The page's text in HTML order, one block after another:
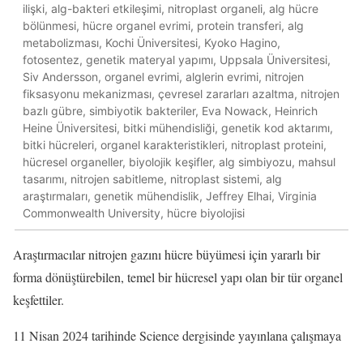
ilişki, alg-bakteri etkileşimi, nitroplast organeli, alg hücre
bölünmesi, hücre organel evrimi, protein transferi, alg
metabolizması, Kochi Üniversitesi, Kyoko Hagino,
fotosentez, genetik materyal yapımı, Uppsala Üniversitesi,
Siv Andersson, organel evrimi, alglerin evrimi, nitrojen
fiksasyonu mekanizması, çevresel zararları azaltma, nitrojen
bazlı gübre, simbiyotik bakteriler, Eva Nowack, Heinrich
Heine Üniversitesi, bitki mühendisliği, genetik kod aktarımı,
bitki hücreleri, organel karakteristikleri, nitroplast proteini,
hücresel organeller, biyolojik keşifler, alg simbiyozu, mahsul
tasarımı, nitrojen sabitleme, nitroplast sistemi, alg
araştırmaları, genetik mühendislik, Jeffrey Elhai, Virginia
Commonwealth University, hücre biyolojisi
Araştırmacılar nitrojen gazını hücre büyümesi için yararlı bir
forma dönüştürebilen, temel bir hücresel yapı olan bir tür organel
keşfettiler.
11 Nisan 2024 tarihinde Science dergisinde yayınlana çalışmaya